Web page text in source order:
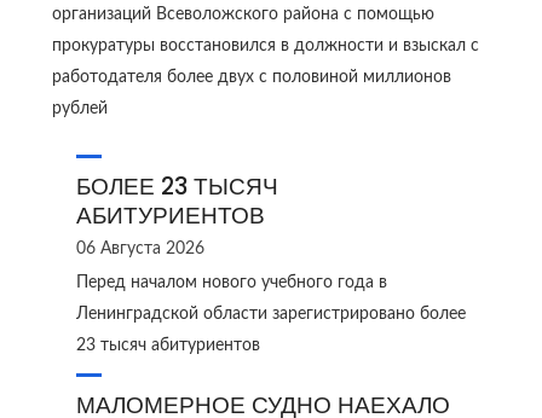
организаций Всеволожского района с помощью
прокуратуры восстановился в должности и взыскал с
работодателя более двух с половиной миллионов
рублей
БОЛЕЕ 23 ТЫСЯЧ
АБИТУРИЕНТОВ
06 Августа 2026
Перед началом нового учебного года в
Ленинградской области зарегистрировано более
23 тысяч абитуриентов
МАЛОМЕРНОЕ СУДНО НАЕХАЛО